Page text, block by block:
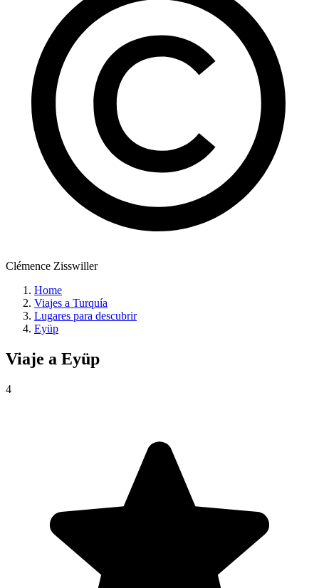
Clémence Zisswiller
Home
Viajes a Turquía
Lugares para descubrir
Eyüp
Viaje a Eyüp
4